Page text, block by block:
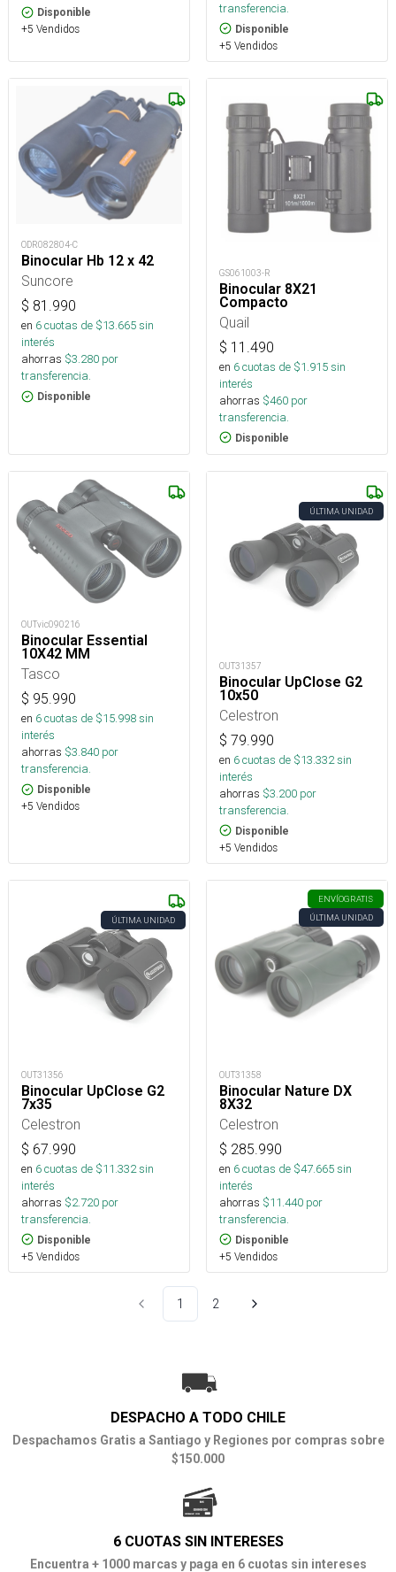
Disponible
+5 Vendidos
transferencia.
Disponible
+5 Vendidos
ODR082804-C
Binocular Hb 12 x 42
Suncore
$ 81.990
en 6cuotas de $13.665sin
interés
ahorras $3.280 por
transferencia.
Disponible
GS061003-R
Binocular 8X21
Compacto
Quail
$ 11.490
en 6cuotas de $1.915sin
interés
ahorras $460 por
transferencia.
Disponible
OUTvic090216
Binocular Essential
10X42 MM
Tasco
$ 95.990
en 6cuotas de $15.998sin
interés
ahorras $3.840 por
transferencia.
Disponible
+5 Vendidos
ÚLTIMA UNIDAD
OUT31357
Binocular UpClose G2
10x50
Celestron
$ 79.990
en 6cuotas de $13.332sin
interés
ahorras $3.200 por
transferencia.
Disponible
+5 Vendidos
ÚLTIMA UNIDAD
OUT31356
Binocular UpClose G2
7x35
Celestron
$ 67.990
en 6cuotas de $11.332sin
interés
ahorras $2.720 por
transferencia.
Disponible
+5 Vendidos
ENVÍOGRATIS
ÚLTIMA UNIDAD
OUT31358
Binocular Nature DX
8X32
Celestron
$ 285.990
en 6cuotas de $47.665sin
interés
ahorras $11.440 por
transferencia.
Disponible
+5 Vendidos
1 2
DESPACHO A TODO CHILE
Despachamos Gratis a Santiago y Regiones por compras sobre
$150.000
6 CUOTAS SIN INTERESES
Encuentra + 1000 marcas y paga en 6 cuotas sin intereses